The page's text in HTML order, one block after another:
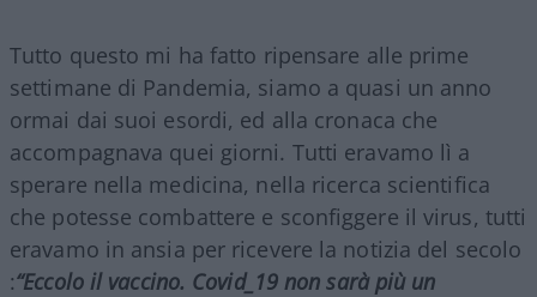
Tutto questo mi ha fatto ripensare alle prime
settimane di Pandemia, siamo a quasi un anno
ormai dai suoi esordi, ed alla cronaca che
accompagnava quei giorni. Tutti eravamo lì a
sperare nella medicina, nella ricerca scientifica
che potesse combattere e sconfiggere il virus, tutti
eravamo in ansia per ricevere la notizia del secolo
:“Eccolo il vaccino. Covid_19 non sarà più un